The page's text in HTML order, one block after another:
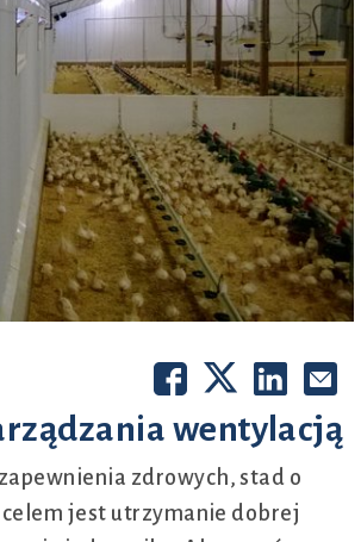
wentylacją
zdrowych, stad o
jest utrzymanie dobrej